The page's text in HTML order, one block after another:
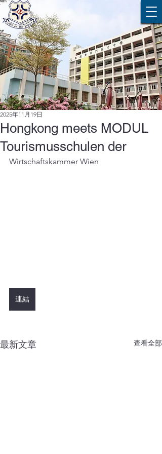
Hongkong meets MODUL
Tourismusschulen der
2025年11月19日
Wirtschaftskammer Wien
連結
最新文章 查看全部